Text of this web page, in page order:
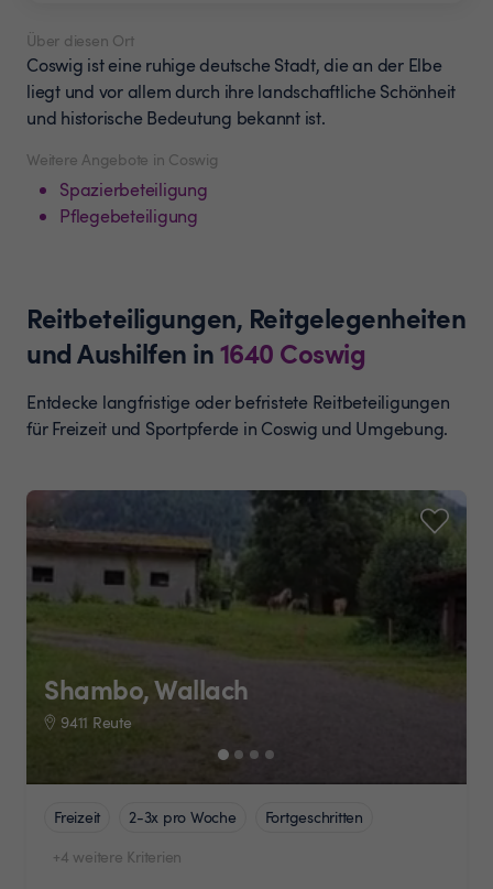
Weitere Angebote in Coswig
Spazierbeteiligung
Pflegebeteiligung
Über diesen Ort
Coswig ist eine ruhige deutsche Stadt, die an der Elbe
liegt und vor allem durch ihre landschaftliche Schönheit
und historische Bedeutung bekannt ist.
Reitbeteiligungen, Reitgelegenheiten
und Aushilfen in1640 Coswig
Entdecke langfristige oder befristete Reitbeteiligungen
für Freizeit und Sportpferde in Coswig und Umgebung.
Shambo, Wallach
9411 Reute
Freizeit 2-3x pro Woche
Fortgeschritten
+4 weitere Kriterien